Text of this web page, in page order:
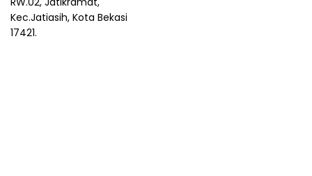
Kec.Jatiasih, Kota Bekasi
17421.